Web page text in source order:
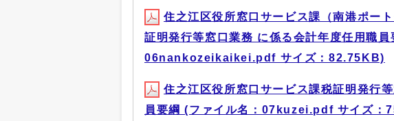
住之江区役所窓口サービス課（南港ポー
証明発行等窓口業務 に係る会計年度任用職員
06nankozeikaikei.pdf サイズ：82.75KB)
住之江区役所窓口サービス課税証明発行
員要綱 (ファイル名：07kuzei.pdf サイズ：